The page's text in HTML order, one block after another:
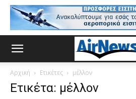
Αρχική Ετικέτες μέλλον
Ετικέτα: μέλλον